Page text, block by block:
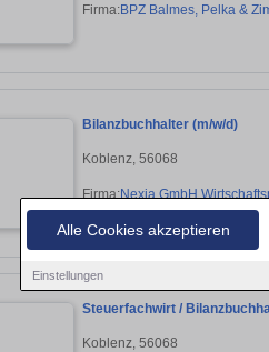
Alle Cookies akzeptieren
Einstellungen
Firma:BPZ Balmes, Pelka &
Bilanzbuchhalter (m/w/d)
Koblenz, 56068
Firma:Nexia GmbH
Steuerfachwirt /
Koblenz, 56068